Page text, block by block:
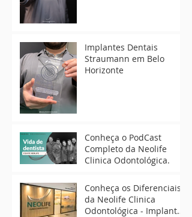
Implantes Dentais
Straumann em Belo
Horizonte
Conheça o PodCast
Completo da Neolife
Clinica Odontológica.
Conheça os Diferenciais
da Neolife Clinica
Odontológica - Implantes